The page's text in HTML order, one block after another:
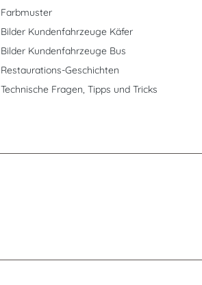
Farbmuster
Bilder Kundenfahrzeuge Käfer
Bilder Kundenfahrzeuge Bus
Restaurations-Geschichten
Technische Fragen, Tipps und Tricks